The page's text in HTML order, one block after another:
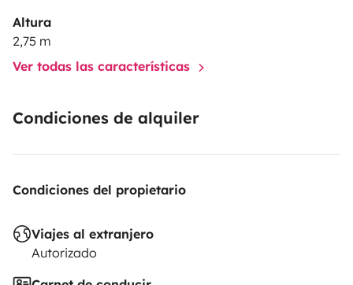
Altura
2,75 m
Ver todas las características
Condiciones de alquiler
Condiciones del propietario
Viajes al extranjero
Autorizado